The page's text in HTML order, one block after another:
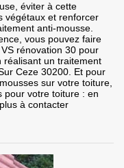
éviter à cette
végétaux et renforcer
anti-mousse.
vous pouvez faire
rénovation 30 pour
réalisant un traitement
Ceze 30200. Et pour
sur votre toiture,
pour votre toiture : en
à contacter